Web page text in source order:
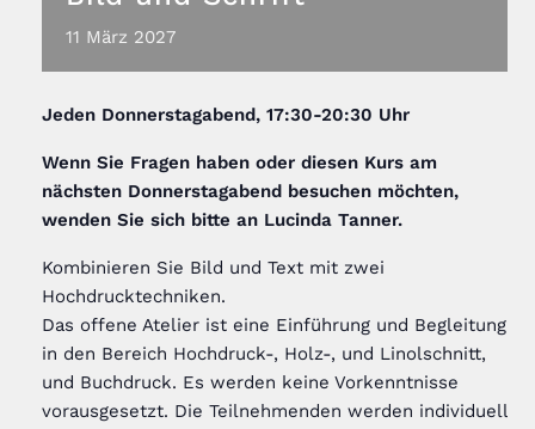
11 März 2027
Jeden Donnerstagabend, 17:30-20:30 Uhr
Wenn Sie Fragen haben oder diesen Kurs am
nächsten Donnerstagabend besuchen möchten,
wenden Sie sich bitte an Lucinda Tanner.
Kombinieren Sie Bild und Text mit zwei
Hochdrucktechniken.
Das offene Atelier ist eine Einführung und Begleitung
in den Bereich Hochdruck-, Holz-, und Linolschnitt,
und Buchdruck. Es werden keine Vorkenntnisse
vorausgesetzt. Die Teilnehmenden werden individuell